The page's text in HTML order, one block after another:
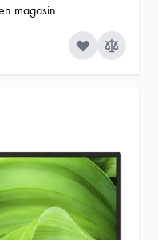
magasin